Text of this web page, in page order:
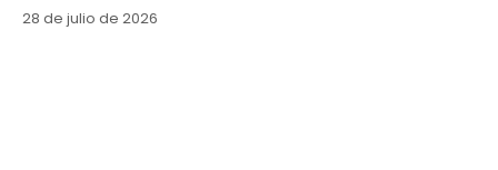
28 de julio de 2026